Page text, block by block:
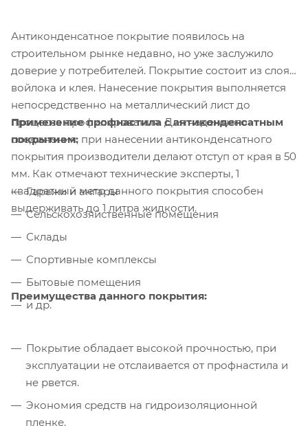
Антиконденсатное покрытие появилось на
строительном рынке недавно, но уже заслужило
доверие у потребителей. Покрытие состоит из слоя
войлока и клея. Нанесение покрытия выполняется
непосредственно на металлический лист до
процесса профилирования. Для надежного
соединения, при нанесении антиконденсатного
покрытия производители делают отступ от края в 50
мм. Как отмечают технические эксперты, 1
квадратный метр данного покрытия способен
выдерживать до 1 литра жидкости.
Применение профнастила с антиконденсатным
покрытием:
Гаражи и ангары
Сельскохозяйственные помещения
Склады
Спортивные комплексы
Бытовые помещения
и др.
Преимущества данного покрытия:
Покрытие обладает высокой прочностью, при
эксплуатации не отслаивается от профнастила и
не рвется.
Экономия средств на гидроизоляционной
пленке.